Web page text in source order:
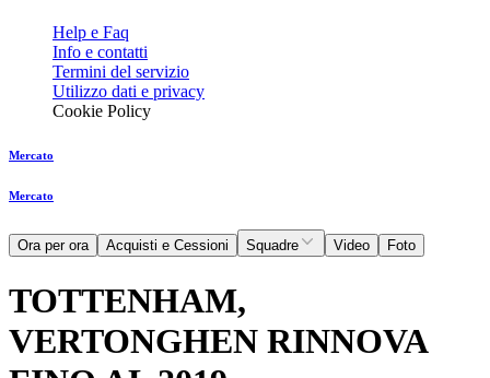
Help e Faq
Info e contatti
Termini del servizio
Utilizzo dati e privacy
Cookie Policy
Mercato
Mercato
Ora per ora Acquisti e Cessioni Squadre Video Foto
TOTTENHAM,
VERTONGHEN RINNOVA